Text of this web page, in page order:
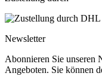
Newsletter
Abonnieren Sie unseren
Angeboten. Sie können